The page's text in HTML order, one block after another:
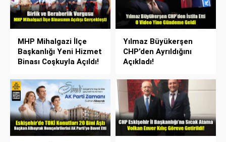
MHP Mihalgazi İlçe
Başkanlığı Yeni Hizmet
Binası Coşkuyla Açıldı!
Yılmaz Büyükerşen
CHP’den Ayrıldığını
Açıkladı!